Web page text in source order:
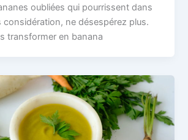
oubliées qui pourrissent dans
considération, ne désespérez plus.
transformer en banana